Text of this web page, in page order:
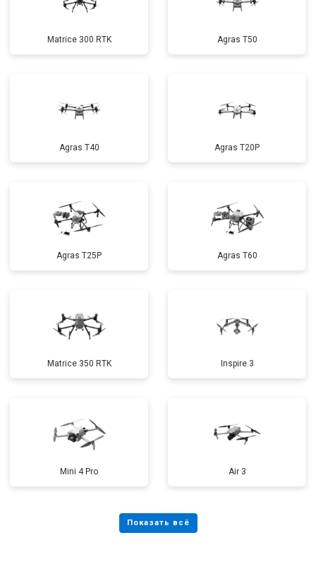
Matrice 300 RTK Agras T50
Agras T40 Agras T20P
Agras T25P Agras T60
Matrice 350 RTK Inspire 3
Mini 4 Pro Air 3